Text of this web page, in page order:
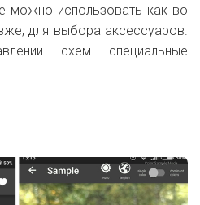
можно использовать как во
для выбора аксессуаров.
схем специальные